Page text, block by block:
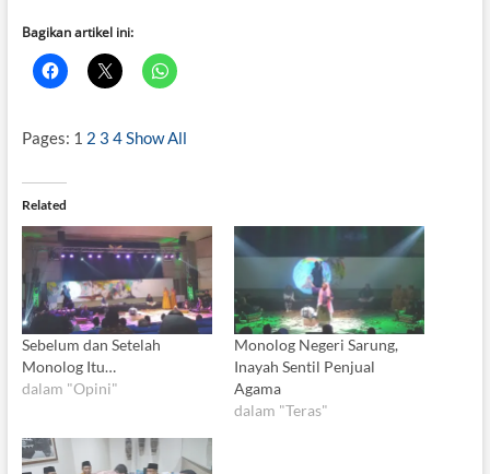
Bagikan artikel ini:
Pages: 1 2 3 4 Show All
Related
Sebelum dan Setelah
Monolog Itu…
dalam "Opini"
Monolog Negeri Sarung,
Inayah Sentil Penjual
Agama
dalam "Teras"